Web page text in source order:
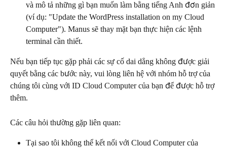
và mô tả những gì bạn muốn làm bằng tiếng Anh đơn giản
(ví dụ: "Update the WordPress installation on my Cloud
Computer"). Manus sẽ thay mặt bạn thực hiện các lệnh
terminal cần thiết.
Nếu bạn tiếp tục gặp phải các sự cố dai dẳng không được giải
quyết bằng các bước này, vui lòng liên hệ với nhóm hỗ trợ của
chúng tôi cùng với ID Cloud Computer của bạn để được hỗ trợ
thêm.
Các câu hỏi thường gặp liên quan:
Tại sao tôi không thể kết nối với Cloud Computer của